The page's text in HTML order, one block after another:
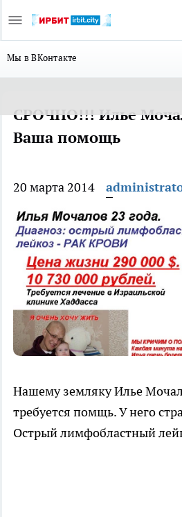
Мы в ВКонтакте
СРОЧНО!!! Илье
Ваша помощь
20 марта 2014
Нашему земляку Илье
требуется помщь. У него
Острый лимфобластный